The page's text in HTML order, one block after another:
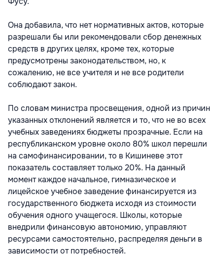
Она добавила, что нет нормативных актов, которые
разрешали бы или рекомендовали сбор денежных
средств в других целях, кроме тех, которые
предусмотрены законодательством, но, к
сожалению, не все учителя и не все родители
соблюдают закон.
По словам министра просвещения, одной из причин
указанных отклонений является и то, что не во всех
учебных заведениях бюджеты прозрачные. Если на
республиканском уровне около 80% школ перешли
на самофинансировании, то в Кишиневе этот
показатель составляет только 20%. На данный
момент каждое начальное, гимназическое и
лицейское учебное заведение финансируется из
государственного бюджета исходя из стоимости
обучения одного учащегося. Школы, которые
внедрили финансовую автономию, управляют
ресурсами самостоятельно, распределяя деньги в
зависимости от потребностей.